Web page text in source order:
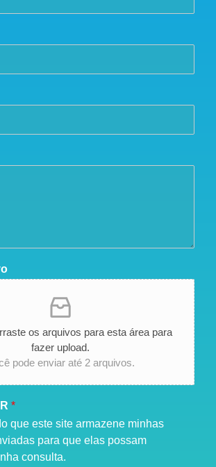
os arquivos para esta área para
fazer upload.
pode enviar até 2 arquivos.
*
que este site armazene minhas
para que elas possam
consulta.